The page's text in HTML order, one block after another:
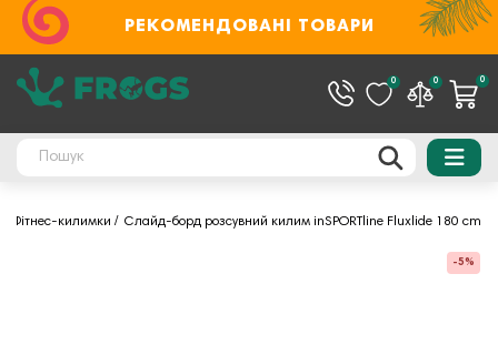
РЕКОМЕНДОВАНІ ТОВАРИ
0 0 0
Фітнес-килимки Слайд-борд розсувний килим inSPORTline Fluxlide 180 cm
-5%